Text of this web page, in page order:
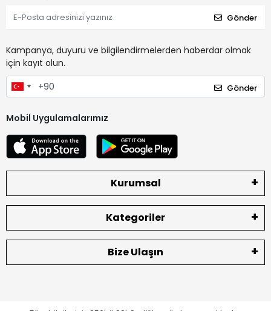
Gönder
Kampanya, duyuru ve bilgilendirmelerden haberdar olmak
için kayıt olun.
Gönder
Mobil Uygulamalarımız
Kurumsal
Kategoriler
Bize Ulaşın